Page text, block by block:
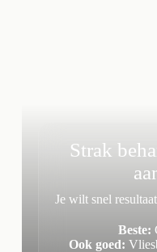
Strak
Je wilt snel
Beste:
Ook goed: